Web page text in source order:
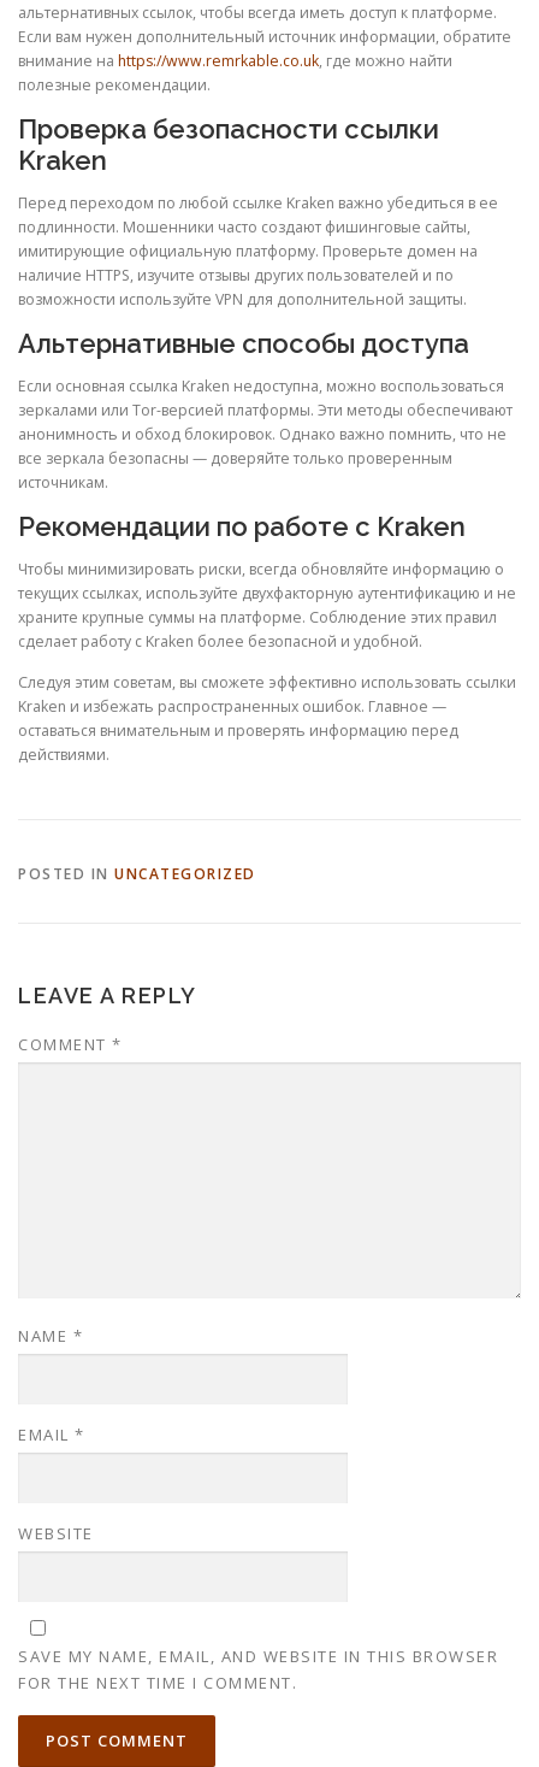
альтернативных ссылок, чтобы всегда иметь доступ к платформе.
Если вам нужен дополнительный источник информации, обратите
внимание на https://www.remrkable.co.uk, где можно найти
полезные рекомендации.
Проверка безопасности ссылки
Kraken
Перед переходом по любой ссылке Kraken важно убедиться в ее
подлинности. Мошенники часто создают фишинговые сайты,
имитирующие официальную платформу. Проверьте домен на
наличие HTTPS, изучите отзывы других пользователей и по
возможности используйте VPN для дополнительной защиты.
Альтернативные способы доступа
Если основная ссылка Kraken недоступна, можно воспользоваться
зеркалами или Tor-версией платформы. Эти методы обеспечивают
анонимность и обход блокировок. Однако важно помнить, что не
все зеркала безопасны — доверяйте только проверенным
источникам.
Рекомендации по работе с Kraken
Чтобы минимизировать риски, всегда обновляйте информацию о
текущих ссылках, используйте двухфакторную аутентификацию и не
храните крупные суммы на платформе. Соблюдение этих правил
сделает работу с Kraken более безопасной и удобной.
Следуя этим советам, вы сможете эффективно использовать ссылки
Kraken и избежать распространенных ошибок. Главное —
оставаться внимательным и проверять информацию перед
действиями.
POSTED IN UNCATEGORIZED
LEAVE A REPLY
COMMENT *
NAME *
EMAIL *
WEBSITE
SAVE MY NAME, EMAIL, AND WEBSITE IN THIS BROWSER
FOR THE NEXT TIME I COMMENT.